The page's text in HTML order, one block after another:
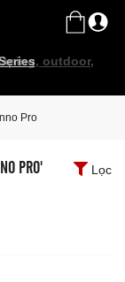
outdoor,
Pro
PRO' Lọc